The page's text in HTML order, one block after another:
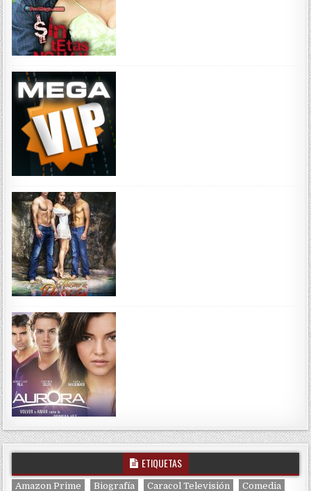
ETIQUETAS
Amazon Prime Biografía Caracol Televisión Comedia